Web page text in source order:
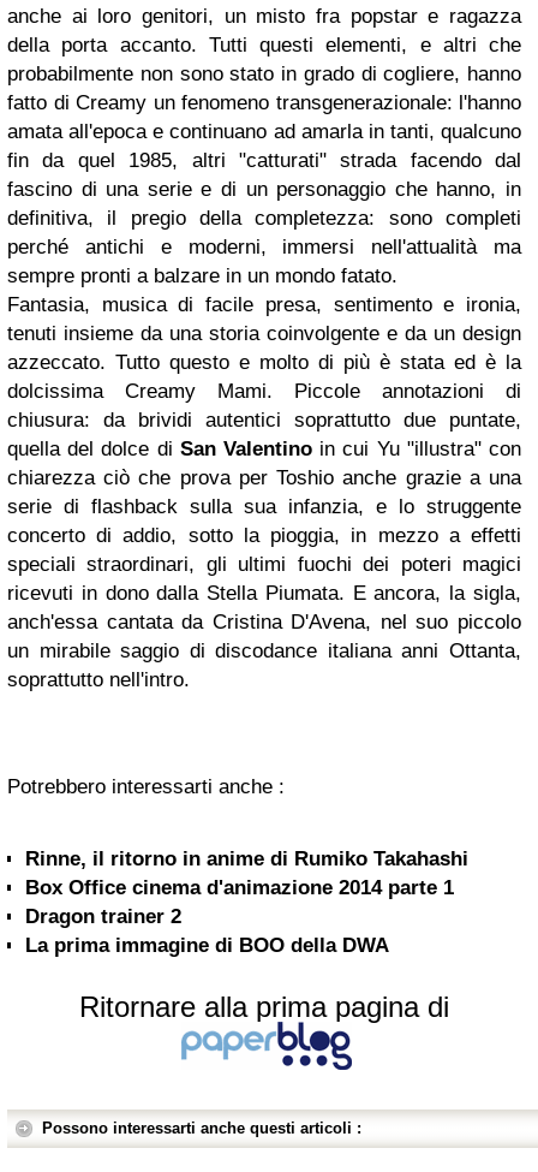
anche ai loro genitori, un misto fra popstar e ragazza
della porta accanto. Tutti questi elementi, e altri che
probabilmente non sono stato in grado di cogliere, hanno
fatto di Creamy un fenomeno transgenerazionale: l'hanno
amata all'epoca e continuano ad amarla in tanti, qualcuno
fin da quel 1985, altri "catturati" strada facendo dal
fascino di una serie e di un personaggio che hanno, in
definitiva, il pregio della completezza: sono completi
perché antichi e moderni, immersi nell'attualità ma
sempre pronti a balzare in un mondo fatato.
Fantasia, musica di facile presa, sentimento e ironia,
tenuti insieme da una storia coinvolgente e da un design
azzeccato. Tutto questo e molto di più è stata ed è la
dolcissima Creamy Mami. Piccole annotazioni di
chiusura: da brividi autentici soprattutto due puntate,
quella del dolce di San Valentino in cui Yu "illustra" con
chiarezza ciò che prova per Toshio anche grazie a una
serie di flashback sulla sua infanzia, e lo struggente
concerto di addio, sotto la pioggia, in mezzo a effetti
speciali straordinari, gli ultimi fuochi dei poteri magici
ricevuti in dono dalla Stella Piumata. E ancora, la sigla,
anch'essa cantata da Cristina D'Avena, nel suo piccolo
un mirabile saggio di discodance italiana anni Ottanta,
soprattutto nell'intro.
Potrebbero interessarti anche :
Rinne, il ritorno in anime di Rumiko Takahashi
Box Office cinema d'animazione 2014 parte 1
Dragon trainer 2
La prima immagine di BOO della DWA
Ritornare alla prima pagina di
Possono interessarti anche questi articoli :